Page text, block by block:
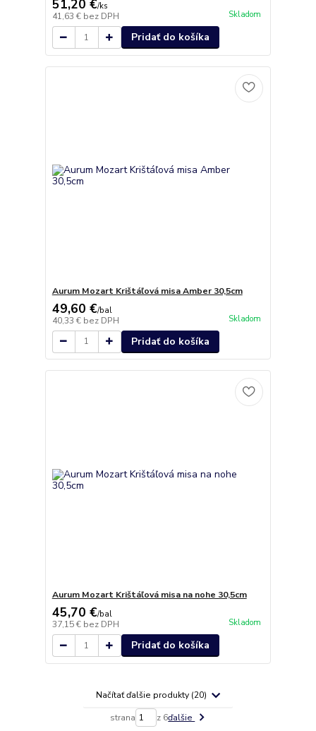
51,20 €/ks
41,63 € bez DPH Skladom
Pridať do košíka
Aurum Mozart Krištáľová misa Amber 30,5cm
49,60 €/bal
40,33 € bez DPH Skladom
Pridať do košíka
Aurum Mozart Krištáľová misa na nohe 30,5cm
45,70 €/bal
37,15 € bez DPH Skladom
Pridať do košíka
Načítať ďalšie produkty (20)
strana z 6ďalšie